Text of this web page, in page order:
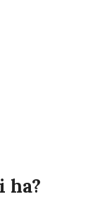
ha?